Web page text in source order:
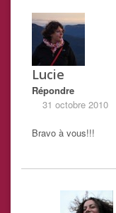
Lucie
Répondre
31 octobre 2010
Bravo à vous!!!